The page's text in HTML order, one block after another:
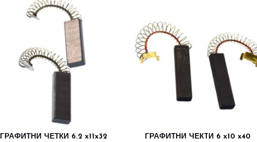
ГРАФИТНИ ЧЕТКИ 6.2 x11x32
ГРАФИТНИ ЧЕКTИ 6 x10 x40